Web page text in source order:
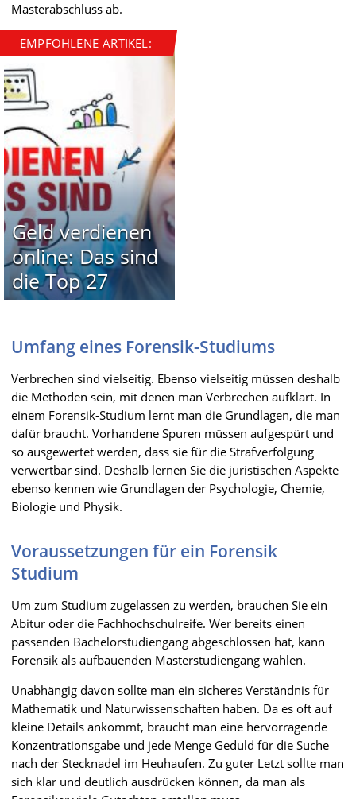
Masterabschluss ab.
EMPFOHLENE ARTIKEL:
Geld verdienen
online: Das sind
die Top 27
Umfang eines Forensik-Studiums
Verbrechen sind vielseitig. Ebenso vielseitig müssen deshalb
die Methoden sein, mit denen man Verbrechen aufklärt. In
einem Forensik-Studium lernt man die Grundlagen, die man
dafür braucht. Vorhandene Spuren müssen aufgespürt und
so ausgewertet werden, dass sie für die Strafverfolgung
verwertbar sind. Deshalb lernen Sie die juristischen Aspekte
ebenso kennen wie Grundlagen der Psychologie, Chemie,
Biologie und Physik.
Voraussetzungen für ein Forensik
Studium
Um zum Studium zugelassen zu werden, brauchen Sie ein
Abitur oder die Fachhochschulreife. Wer bereits einen
passenden Bachelorstudiengang abgeschlossen hat, kann
Forensik als aufbauenden Masterstudiengang wählen.
Unabhängig davon sollte man ein sicheres Verständnis für
Mathematik und Naturwissenschaften haben. Da es oft auf
kleine Details ankommt, braucht man eine hervorragende
Konzentrationsgabe und jede Menge Geduld für die Suche
nach der Stecknadel im Heuhaufen. Zu guter Letzt sollte man
sich klar und deutlich ausdrücken können, da man als